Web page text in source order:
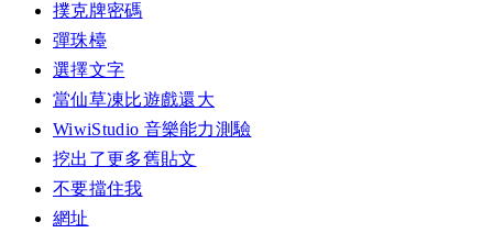
撲克牌密碼
彈珠檯
選擇文字
當仙草凍比遊戲還大
WiwiStudio 音樂能力測驗
挖出了更多舊貼文
不要擋住我
網址